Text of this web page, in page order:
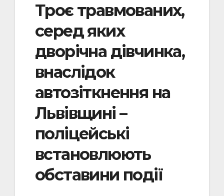
Троє травмованих,
серед яких
дворічна дівчинка,
внаслідок
автозіткнення на
Львівщині –
поліцейські
встановлюють
обставини події